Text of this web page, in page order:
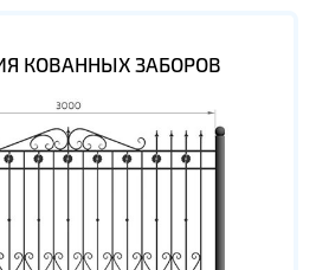
КОВАННЫХ ЗАБОРОВ